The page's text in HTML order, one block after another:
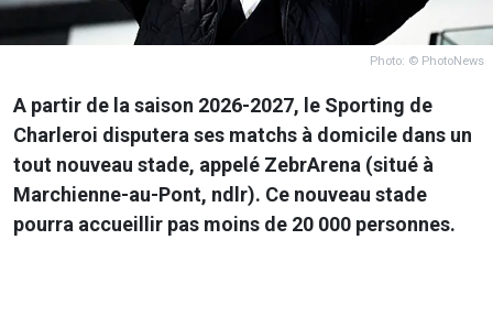
Photo: © PhotoNews
A partir de la saison 2026-2027, le Sporting de
Charleroi disputera ses matchs à domicile dans un
tout nouveau stade, appelé ZebrArena (situé à
Marchienne-au-Pont, ndlr). Ce nouveau stade
pourra accueillir pas moins de 20 000 personnes.